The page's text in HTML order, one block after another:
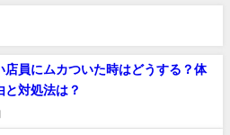
店員にムカついた時はどうする？体
と対処法は？